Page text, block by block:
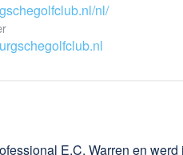
nl/
E.C. Warren en